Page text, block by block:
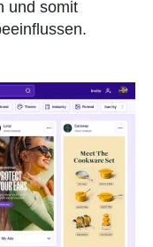
und somit